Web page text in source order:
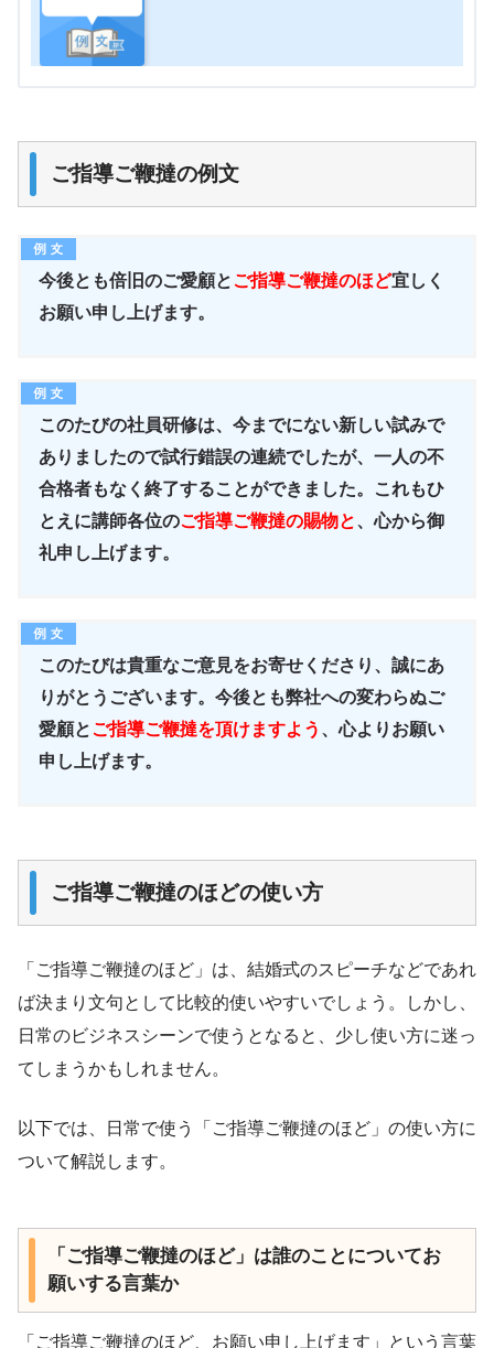
ご指導ご鞭撻の例文
今後とも倍旧のご愛顧とご指導ご鞭撻のほど宜しく
お願い申し上げます。
このたびの社員研修は、今までにない新しい試みで
ありましたので試行錯誤の連続でしたが、一人の不
合格者もなく終了することができました。これもひ
とえに講師各位のご指導ご鞭撻の賜物と、心から御
礼申し上げます。
このたびは貴重なご意見をお寄せくださり、誠にあ
りがとうございます。今後とも弊社への変わらぬご
愛顧とご指導ご鞭撻を頂けますよう 、心よりお願い
申し上げます。
ご指導ご鞭撻のほどの使い方
「ご指導ご鞭撻のほど」は、結婚式のスピーチなどであれ
ば決まり文句として比較的使いやすいでしょう。しかし、
日常のビジネスシーンで使うとなると、少し使い方に迷っ
てしまうかもしれません。
以下では、日常で使う「ご指導ご鞭撻のほど」の使い方に
ついて解説します。
「ご指導ご鞭撻のほど」は誰のことについてお
願いする言葉か
「ご指導ご鞭撻のほど、お願い申し上げます」という言葉